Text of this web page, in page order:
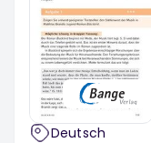
Deutsch